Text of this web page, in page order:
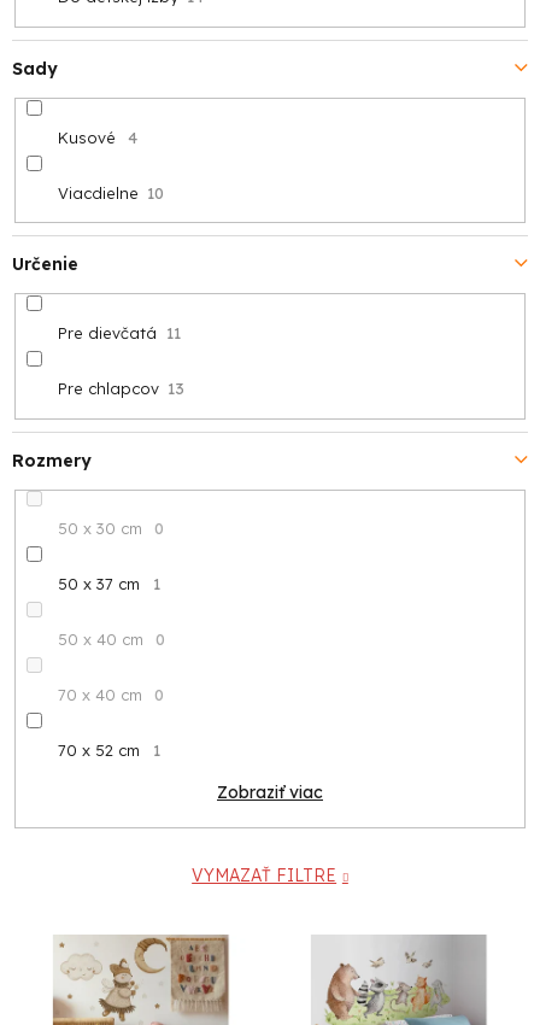
Rozmery
50 x 30 cm 0
50 x 37 cm 1
50 x 40 cm 0
70 x 40 cm 0
70 x 52 cm 1
Zobraziť viac
Sady
Kusové 4
Viacdielne 10
Určenie
Pre dievčatá 11
Pre chlapcov 13
VYMAZAŤ FILTRE